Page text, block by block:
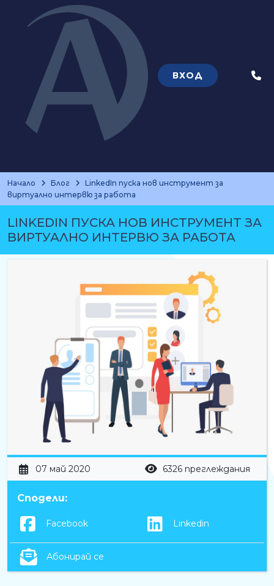
ВХОД
Начало Блог
LinkedIn пуска нов инструмент за
виртуално интервю за работа
LINKEDIN ПУСКА НОВ ИНСТРУМЕНТ ЗА
ВИРТУАЛНО ИНТЕРВЮ ЗА РАБОТА
07 май 2020 6326 преглеждания
Сподели:
Facebook Linkedin
Абонирай се